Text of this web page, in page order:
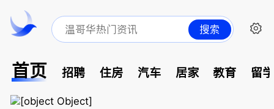
搜索
首页 招聘 住房 汽车 居家 教育 留